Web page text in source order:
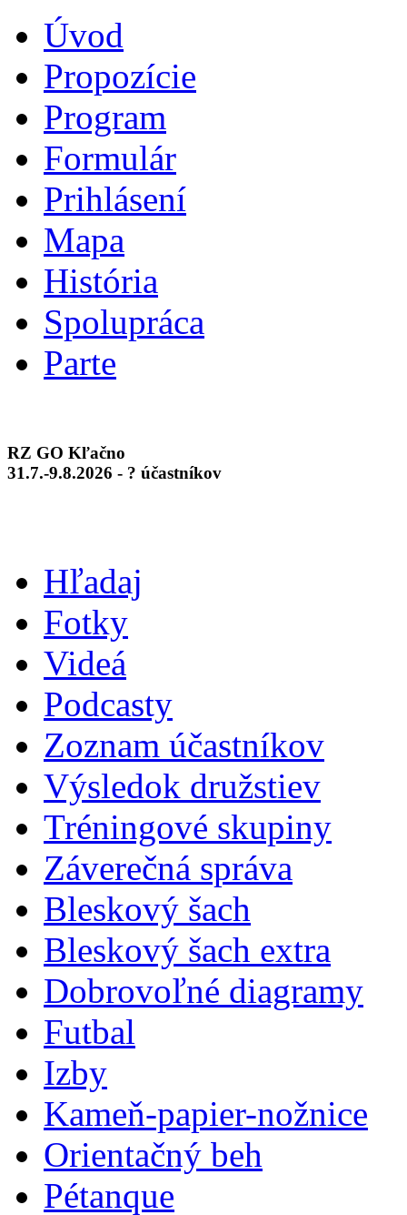
Úvod
Propozície
Program
Formulár
Prihlásení
Mapa
História
Spolupráca
Parte
RZ GO Kľačno
31.7.-9.8.2026 - ? účastníkov
Hľadaj
Fotky
Videá
Podcasty
Zoznam účastníkov
Výsledok družstiev
Tréningové skupiny
Záverečná správa
Bleskový šach
Bleskový šach extra
Dobrovoľné diagramy
Futbal
Izby
Kameň-papier-nožnice
Orientačný beh
Pétanque